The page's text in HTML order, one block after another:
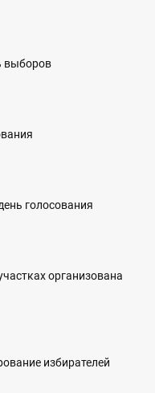
выборов
голосования
организована
избирателей